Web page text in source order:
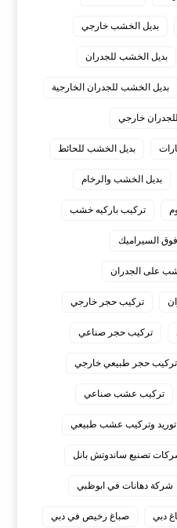
بديل الخشب خارجي
بديل الخشب للجدران
بديل الخشب للجدران الخارجية
خارجي
بديل الخشب للحائط
بديل الخشب والرخام
تركيب باركيه خشب
السيراميك
على الجدران
تركيب حجر خارجي
تركيب حجر صناعي
تركيب حجر طبيعي خارجي
تركيب عشب صناعي
توريد وتركيب عشب طبيعي
تصنيع ساندوتش بانل
شركة دهانات في ابوظبي
دبي صباغ رخيص في دبي